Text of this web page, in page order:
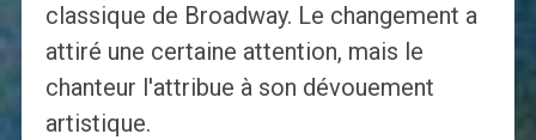
classique de Broadway. Le changement a
attiré une certaine attention, mais le
chanteur l'attribue à son dévouement
artistique.